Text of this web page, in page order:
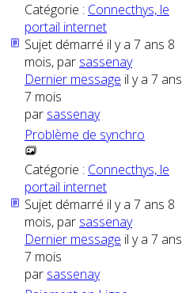
Catégorie : Connecthys, le
portail internet
Sujet démarré il y a 7 ans 8
mois, par sassenay
Dernier message il y a 7 ans
7 mois
par sassenay
Problème de synchro
Catégorie : Connecthys, le
portail internet
Sujet démarré il y a 7 ans 8
mois, par sassenay
Dernier message il y a 7 ans
7 mois
par sassenay